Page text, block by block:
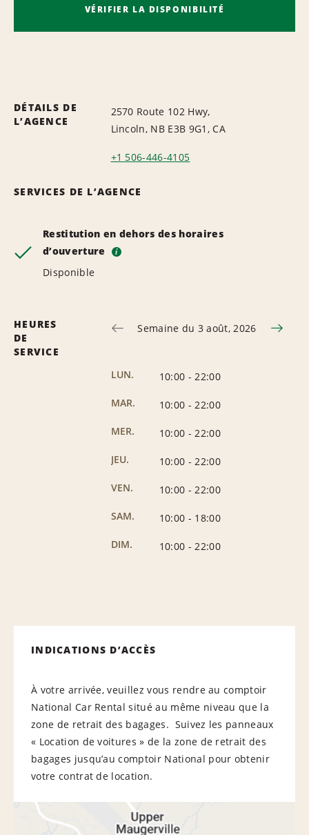
VÉRIFIER LA DISPONIBILITÉ
DÉTAILS DE
L’AGENCE
2570 Route 102 Hwy,
Lincoln, NB E3B 9G1, CA
+1 506-446-4105
SERVICES DE L’AGENCE
Restitution en dehors des horaires
d’ouverture
i
Disponible
HEURES
DE
SERVICE
Semaine du 3 août, 2026
LUN. 10:00 - 22:00
MAR.
10:00 - 22:00
MER.
10:00 - 22:00
JEU.
10:00 - 22:00
VEN.
10:00 - 22:00
SAM.
10:00 - 18:00
DIM.
10:00 - 22:00
INDICATIONS D’ACCÈS
À votre arrivée, veuillez vous rendre au comptoir
National Car Rental situé au même niveau que la
zone de retrait des bagages. Suivez les panneaux
« Location de voitures » de la zone de retrait des
bagages jusqu’au comptoir National pour obtenir
votre contrat de location.